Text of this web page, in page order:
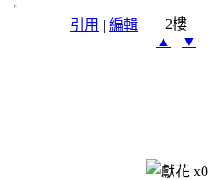
引用 | 編輯
2樓
▲
▼
x0